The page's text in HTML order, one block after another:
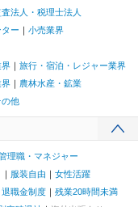
法人・税理士法人
ー
小売業界
界
旅行・宿泊・レジャー業界
界
農林水産・鉱業
の他
理職・マネジャー
服装自由
女性活躍
退職金制度
残業20時間未満